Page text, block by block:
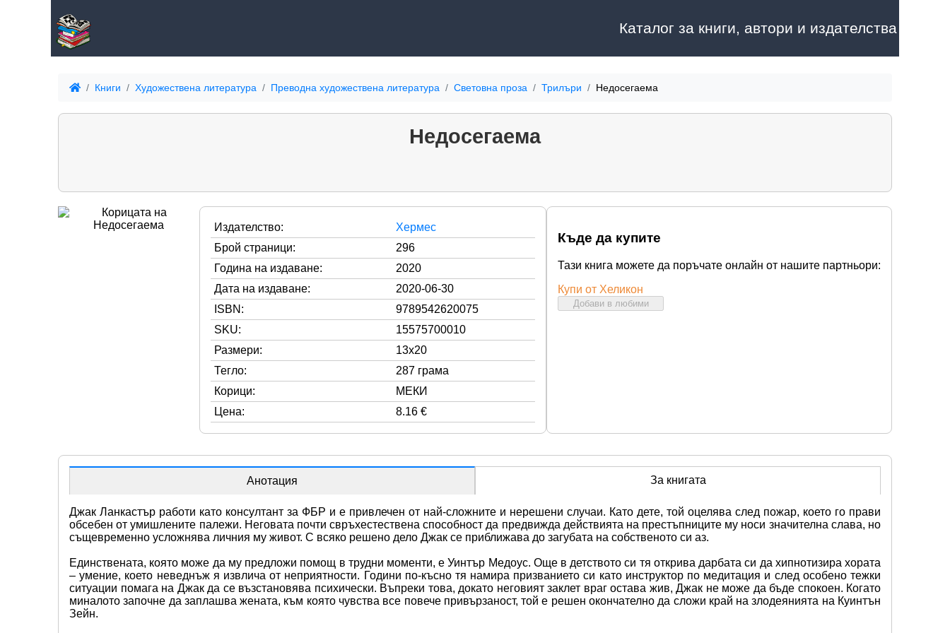
Каталог за книги, автори и издателства
Книги Художествена литература Преводна художествена литература Световна проза Трилъри Недосегаема
Недосегаема
Издателство:
Хермес
Брой страници:
296
Година на издаване:
2020
Дата на издаване:
2020-06-30
ISBN:
9789542620075
SKU:
15575700010
Размери:
13x20
Тегло:
287 грама
Корици:
МЕКИ
Цена:
8.16 €
Къде да купите
Тази книга можете да поръчате онлайн от нашите партньори:
Купи от Хеликон
Добави в любими
Анотация За книгата
Джак Ланкастър работи като консултант за ФБР и е привлечен от най-сложните и нерешени случаи. Като дете, той оцелява след пожар, което го прави
обсебен от умишлените палежи. Неговата почти свръхестествена способност да предвижда действията на престъпниците му носи значителна слава, но
същевременно усложнява личния му живот. С всяко решено дело Джак се приближава до загубата на собственото си аз.
Единствената, която може да му предложи помощ в трудни моменти, е Уинтър Медоус. Още в детството си тя открива дарбата си да хипнотизира хората
– умение, което неведнъж я извлича от неприятности. Години по-късно тя намира призванието си като инструктор по медитация и след особено тежки
ситуации помага на Джак да се възстановява психически. Въпреки това, докато неговият заклет враг остава жив, Джак не може да бъде спокоен. Когато
миналото започне да заплашва жената, към която чувства все повече привързаност, той е решен окончателно да сложи край на злодеянията на Куинтън
Зейн.